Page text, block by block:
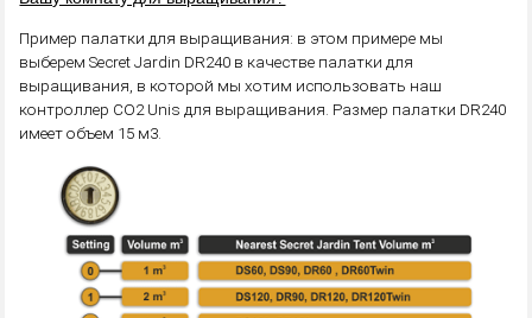
Пример палатки для выращивания: в этом примере мы
выберем Secret Jardin DR240 в качестве палатки для
выращивания, в которой мы хотим использовать наш
контроллер CO2 Unis для выращивания. Размер палатки DR240
имеет объем 15 м3.